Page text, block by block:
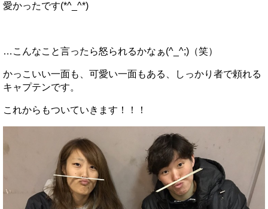
愛かったです(*^_^*)
…こんなこと言ったら怒られるかなぁ(^_^;)（笑）
かっこいい一面も、可愛い一面もある、しっかり者で頼れる
キャプテンです。
これからもついていきます！！！